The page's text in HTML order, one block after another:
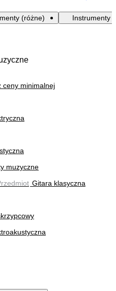
(różne) Instrumenty
ceny minimalnej
muzyczne
Gitara klasyczna